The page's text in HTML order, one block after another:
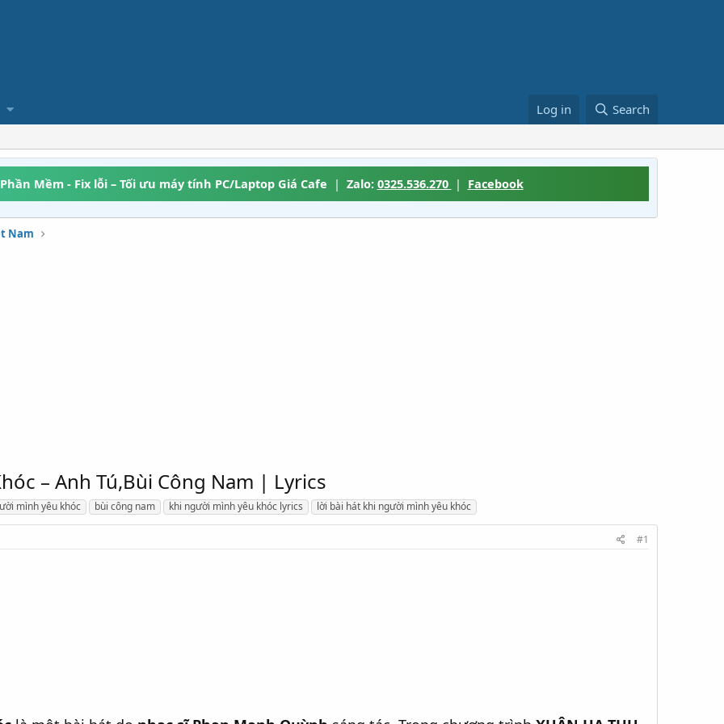
Log in Search
Mềm - Fix lỗi – Tối ưu máy tính PC/Laptop Giá Cafe | Zalo: 0325.536.270 | Facebook
Nam
– Anh Tú,Bùi Công Nam | Lyrics
mình yêu khóc bùi công nam khi người mình yêu khóc lyrics lời bài hát khi người mình yêu khóc
#1